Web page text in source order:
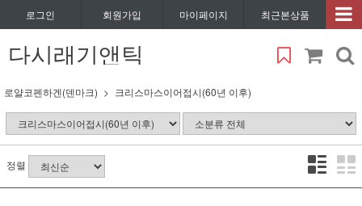
로그인 회원가입 마이페이지 최근본상품
다시래기앤틱
로얄코펜하겐(덴마크) 크리스마스이어접시(60년 이후)
정렬